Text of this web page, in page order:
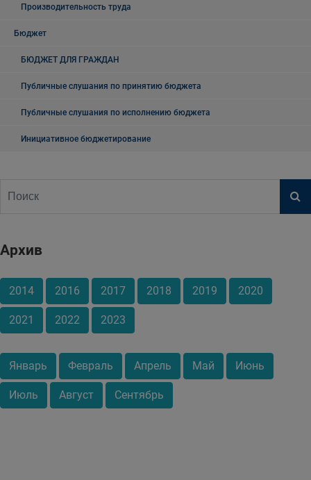
Производительность труда
Бюджет
БЮДЖЕТ ДЛЯ ГРАЖДАН
Публичные слушания по принятию бюджета
Публичные слушания по исполнению бюджета
Инициативное бюджетирование
Архив
2014 2016 2017 2018 2019 2020
2021 2022 2023
Январь Февраль Апрель Май Июнь
Июль Август Сентябрь